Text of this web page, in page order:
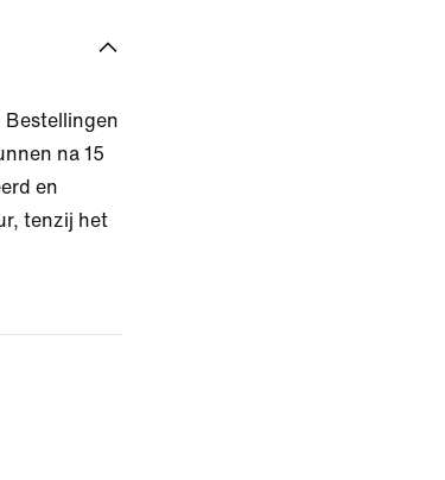
Bestellingen
na 15
en
tenzij het